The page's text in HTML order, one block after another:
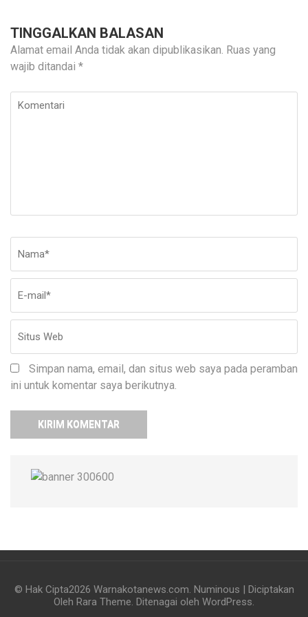
TINGGALKAN BALASAN
Alamat email Anda tidak akan dipublikasikan. Ruas yang
wajib ditandai *
Komentari
Simpan nama, email, dan situs web saya pada peramban
ini untuk komentar saya berikutnya.
© Hak Cipta2026 Warnakotanews.com Numinous | Diciptakan
Oleh Rara Theme . Ditenagai oleh WordPress